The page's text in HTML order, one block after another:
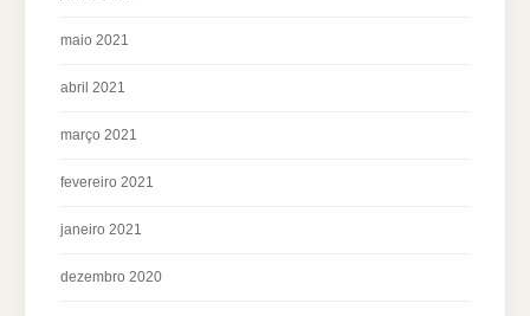
maio 2021
abril 2021
março 2021
fevereiro 2021
janeiro 2021
dezembro 2020